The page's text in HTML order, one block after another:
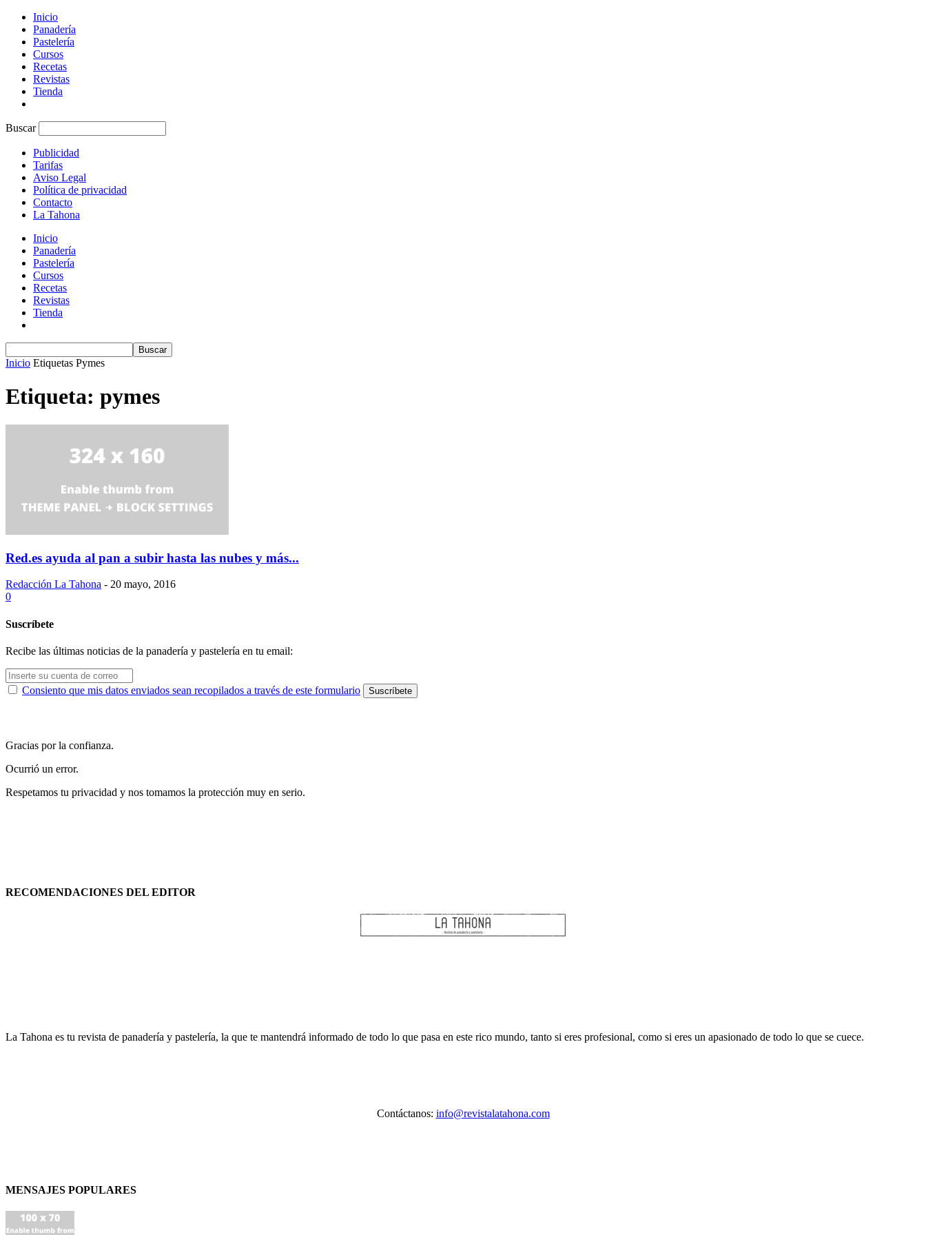
Inicio
Panadería
Pastelería
Cursos
Recetas
Revistas
Tienda
Buscar
Publicidad
Tarifas
Aviso Legal
Política de privacidad
Contacto
La Tahona
Inicio
Panadería
Pastelería
Cursos
Recetas
Revistas
Tienda
Inicio Etiquetas Pymes
Etiqueta: pymes
Red.es ayuda al pan a subir hasta las nubes y más...
Redacción La Tahona - 20 mayo, 2016
0
Suscríbete
Recibe las últimas noticias de la panadería y pastelería en tu email:
Consiento que mis datos enviados sean recopilados a través de este formulario
Gracias por la confianza.
Ocurrió un error.
Respetamos tu privacidad y nos tomamos la protección muy en serio.
RECOMENDACIONES DEL EDITOR
La Tahona es tu revista de panadería y pastelería, la que te mantendrá informado de todo lo que pasa en este rico mundo, tanto si eres profesional, como si eres un apasionado de todo lo que se cuece.
Contáctanos: info@revistalatahona.com
MENSAJES POPULARES